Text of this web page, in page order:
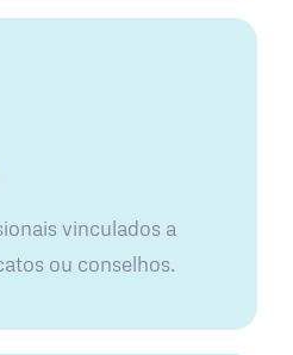
vinculados a
ou conselhos.